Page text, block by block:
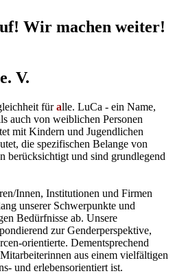
Wir machen weiter!
V.
füralle. LuCa - ein Name,
auch von weiblichen Personen
mit Kindern und Jugendlichen
die spezifischen Belange von
berücksichtigt und sind grundlegend
Innen, Institutionen und Firmen
unserer Schwerpunkte und
Bedürfnisse ab. Unsere
zur Genderperspektive,
orientierte. Dementsprechend
aus einem vielfältigen
und erlebensorientiert ist.